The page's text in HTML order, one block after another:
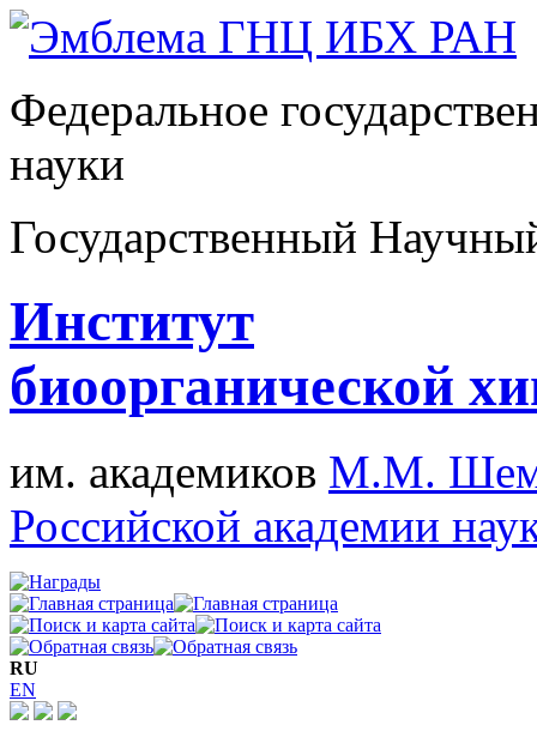
Федеральное
науки
Государственный
Институт
биоорганической
им. академиков М.М.
Российской академии
RU
EN